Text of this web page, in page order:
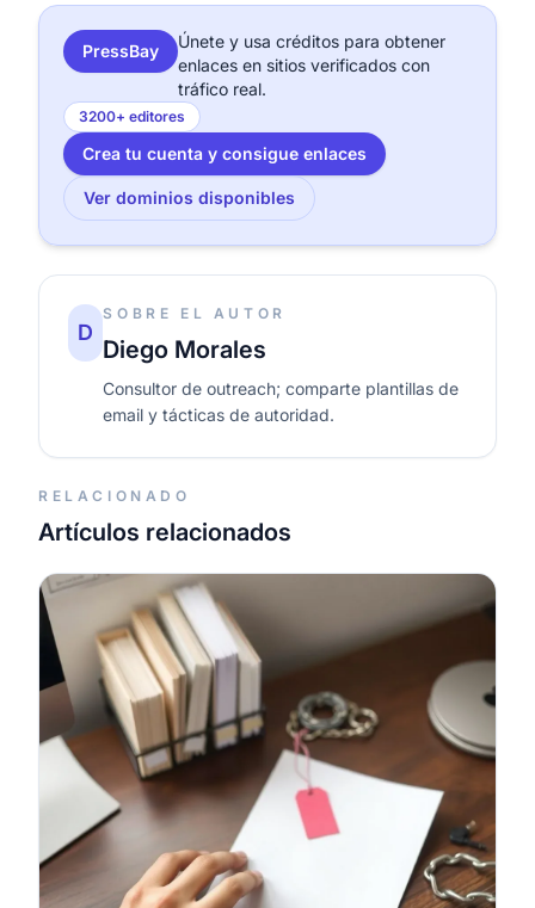
PressBay
Únete y usa créditos para obtener
enlaces en sitios verificados con
tráfico real.
3200+ editores
Crea tu cuenta y consigue enlaces
Ver dominios disponibles
D
SOBRE EL AUTOR
Diego Morales
Consultor de outreach; comparte plantillas de
email y tácticas de autoridad.
RELACIONADO
Artículos relacionados